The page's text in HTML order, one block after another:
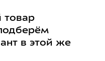
товар
в этой же